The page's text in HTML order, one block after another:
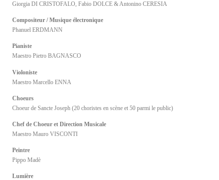
Giorgia DI CRISTOFALO, Fabio DOLCE & Antonino CERESIA
Compositeur / Musique électronique
Phanuel ERDMANN
Pianiste
Maestro Pietro BAGNASCO
Violoniste
Maestro Marcello ENNA
Choeurs
Choeur de Sancte Joseph (20 choristes en scène et 50 parmi le public)
Chef de Choeur et Direction Musicale
Maestro Mauro VISCONTI
Peintre
Pippo Madè
Lumière